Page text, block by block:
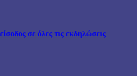
σε όλες τις εκδηλώσεις